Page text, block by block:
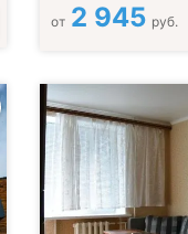
от 2 945 руб.